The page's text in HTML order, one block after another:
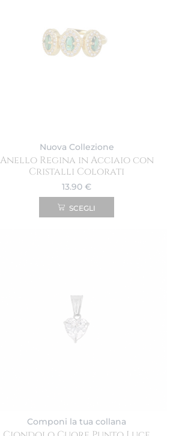
Nuova Collezione
Anello Regina in Acciaio con
Cristalli Colorati
13.90 €
SCEGLI
Componi la tua collana